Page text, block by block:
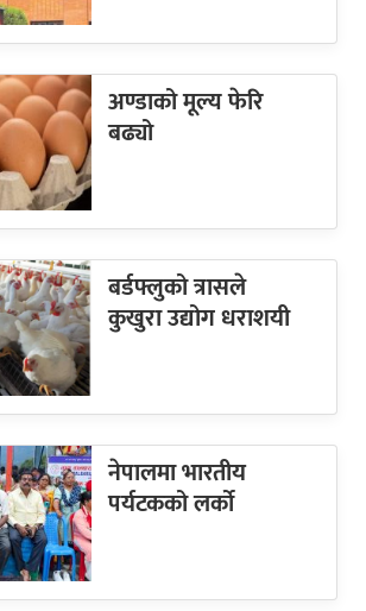
अण्डाको मूल्य फेरि
बढ्यो
बर्डफ्लुको त्रासले
कुखुरा उद्योग धराशयी
नेपालमा भारतीय
पर्यटकको लर्को